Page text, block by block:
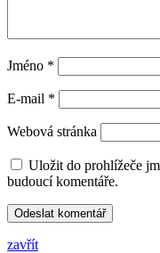
Jméno *
E-mail *
Webová stránka
Uložit do prohlížeče
budoucí komentáře.
zavřít